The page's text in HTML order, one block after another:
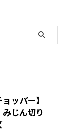
ッパー】
じん切り